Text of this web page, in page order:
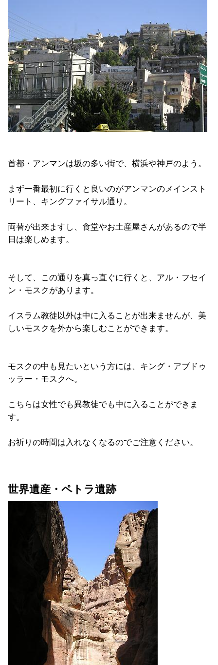
首都・アンマンは坂の多い街で、横浜や神戸のよう。
まず一番最初に行くと良いのがアンマンのメインスト
リート、キングファイサル通り。
両替が出来ますし、食堂やお土産屋さんがあるので半
日は楽しめます。
そして、この通りを真っ直ぐに行くと、アル・フセイ
ン・モスクがあります。
イスラム教徒以外は中に入ることが出来ませんが、美
しいモスクを外から楽しむことができます。
モスクの中も見たいという方には、キング・アブドゥ
ッラー・モスクへ。
こちらは女性でも異教徒でも中に入ることができま
す。
お祈りの時間は入れなくなるのでご注意ください。
世界遺産・ペトラ遺跡